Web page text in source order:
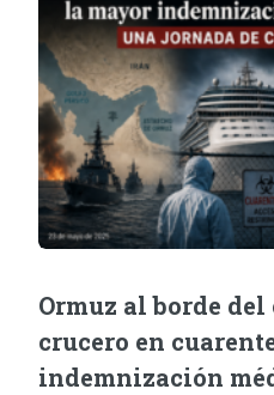
Ormuz al borde
crucero en
indemnización